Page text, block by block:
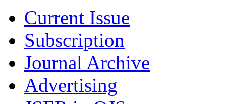
Current Issue
Subscription
Journal Archive
Advertising